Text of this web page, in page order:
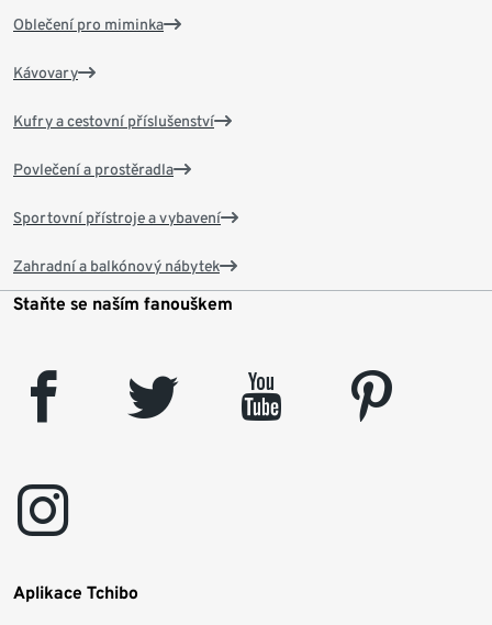
Oblečení pro miminka
Kávovary
Kufry a cestovní příslušenství
Povlečení a prostěradla
Sportovní přístroje a vybavení
Zahradní a balkónový nábytek
Staňte se naším fanouškem
facebook twitter youtube
pinterest
instagram
Aplikace Tchibo